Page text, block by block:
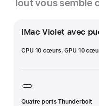
Tout vous semble
iMac Violet avec
CPU 10 cœurs, GPU 10
Quatre ports Thunderbolt